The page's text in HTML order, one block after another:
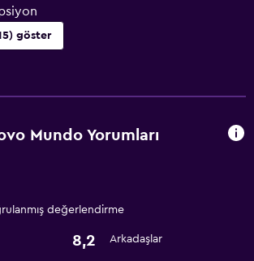
göster
Mundo Yorumları
değerlendirme
8,2 Arkadaşlar